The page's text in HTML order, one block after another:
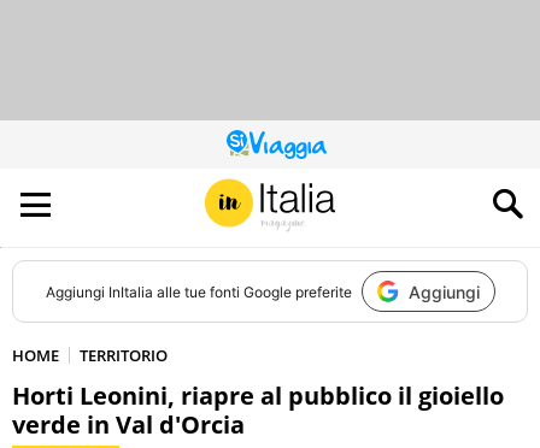
QUESTO
SITO
CONTRIBUISCE
ALL’AUDIENCE
DI
Aggiungi InItalia alle tue fonti Google preferite Aggiungi
HOME TERRITORIO
Horti Leonini, riapre al pubblico il gioiello
verde in Val d'Orcia